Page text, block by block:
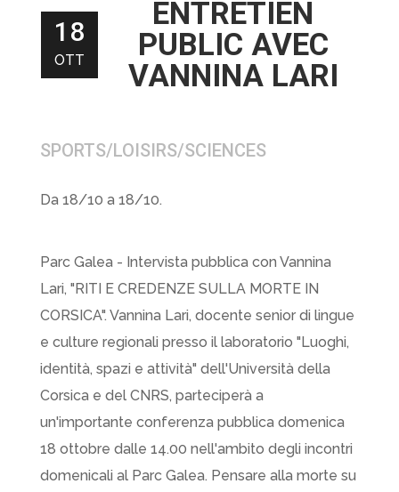
18
OTT
ENTRETIEN
PUBLIC AVEC
VANNINA LARI
SPORTS/LOISIRS/SCIENCES
Da 18/10 a 18/10.
Parc Galea - Intervista pubblica con Vannina
Lari, "RITI E CREDENZE SULLA MORTE IN
CORSICA". Vannina Lari, docente senior di lingue
e culture regionali presso il laboratorio "Luoghi,
identità, spazi e attività" dell'Università della
Corsica e del CNRS, parteciperà a
un'importante conferenza pubblica domenica
18 ottobre dalle 14.00 nell'ambito degli incontri
domenicali al Parc Galea. Pensare alla morte su